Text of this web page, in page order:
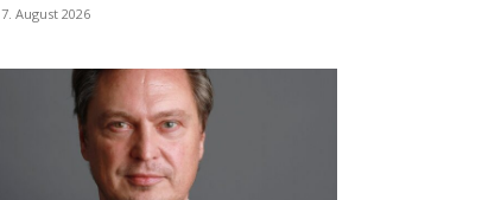
7. August 2026